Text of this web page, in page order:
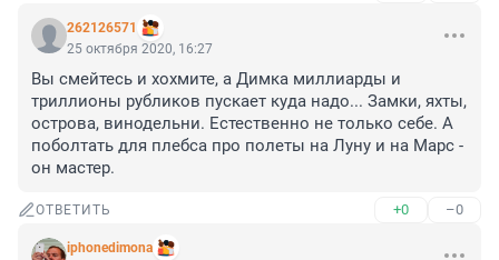
262126571
25 октября 2020, 16:27
Вы смейтесь и хохмите, а Димка миллиарды и
триллионы рубликов пускает куда надо... Замки, яхты,
острова, винодельни. Естественно не только себе. А
поболтать для плебса про полеты на Луну и на Марс -
он мастер.
ОТВЕТИТЬ +0 –0
iphonedimona